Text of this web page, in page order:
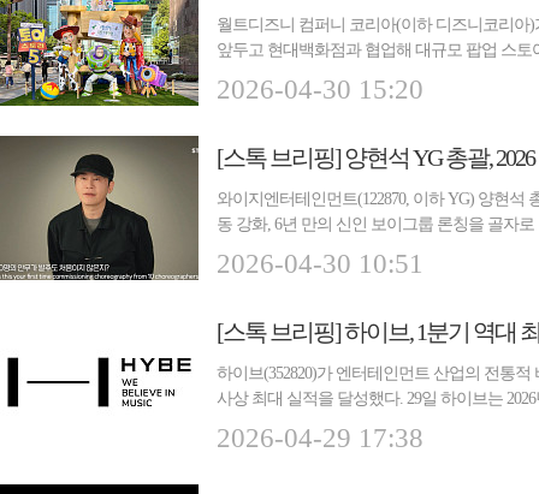
월트디즈니 컴퍼니 코리아(이하 디즈니코리아
앞두고 현대백화점과 협업해 대규모 팝업 스
2026-04-30 15:20
와이지엔터테인먼트(122870, 이하 YG) 양현
동 강화, 6년 만의 신인 보이그룹 론칭을 골자
2026-04-30 10:51
[스톡 브리핑] 하이브, 1분기 역대
하이브(352820)가 엔터테인먼트 산업의 전통
사상 최대 실적을 달성했다. 29일 하이브는
2026-04-29 17:38